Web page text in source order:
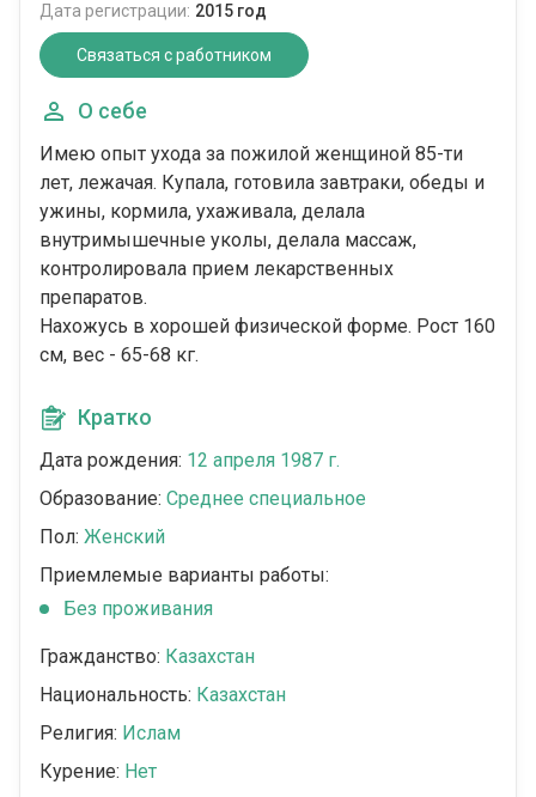
Дата регистрации: 2015 год
Связаться с работником
О себе
Имею опыт ухода за пожилой женщиной 85-ти
лет, лежачая. Купала, готовила завтраки, обеды и
ужины, кормила, ухаживала, делала
внутримышечные уколы, делала массаж,
контролировала прием лекарственных
препаратов.
Нахожусь в хорошей физической форме. Рост 160
см, вес - 65-68 кг.
Кратко
Дата рождения: 12 апреля 1987 г.
Образование: Среднее специальное
Пол: Женский
Приемлемые варианты работы:
Без проживания
Гражданство: Казахстан
Национальность: Казахстан
Религия: Ислам
Курение: Нет